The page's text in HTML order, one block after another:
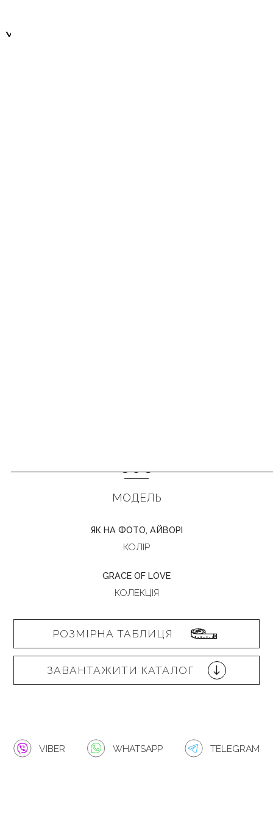
МОДЕЛЬ
808
КОЛЕКЦІЯ
GRACE OF LOVE
КОЛІР
ЯК НА ФОТО, АЙВОРІ
РОЗМІРНА ТАБЛИЦЯ
ЗАВАНТАЖИТИ КАТАЛОГ
VIBER WHATSAPP TELEGRAM